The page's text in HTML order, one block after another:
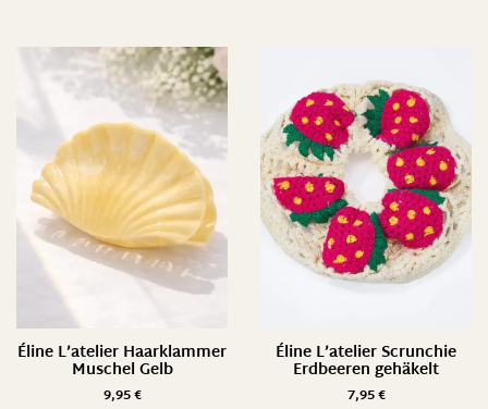
Éline L’atelier Haarklammer
Muschel Gelb
9,95€
Éline L’atelier Scrunchie
Erdbeeren gehäkelt
7,95€